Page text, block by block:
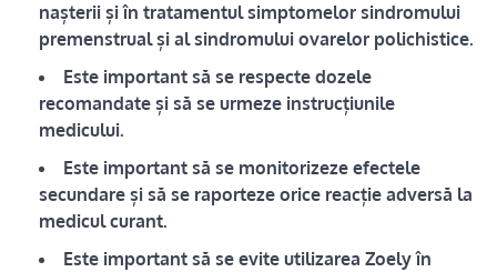
nașterii și în tratamentul simptomelor sindromului
premenstrual și al sindromului ovarelor polichistice.
Este important să se respecte dozele
recomandate și să se urmeze instrucțiunile
medicului.
Este important să se monitorizeze efectele
secundare și să se raporteze orice reacție adversă la
medicul curant.
Este important să se evite utilizarea Zoely în